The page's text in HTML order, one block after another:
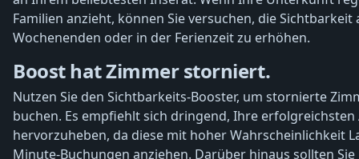
Familien anzieht, können Sie versuchen, die Sichtbarkeit
Wochenenden oder in der Ferienzeit zu erhöhen.
Boost hat Zimmer storniert.
Nutzen Sie den Sichtbarkeits-Booster, um stornierte
buchen. Es empfiehlt sich dringend, Ihre erfolgreichsten
hervorzuheben, da diese mit hoher Wahrscheinlichkeit
Minute-Buchungen anziehen. Darüber hinaus sollten Sie